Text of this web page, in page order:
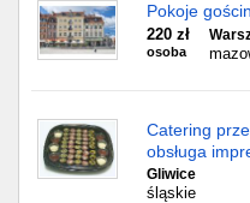
Pokoje
220 zł
osoba
Catering
obsługa
Gliwice
śląskie